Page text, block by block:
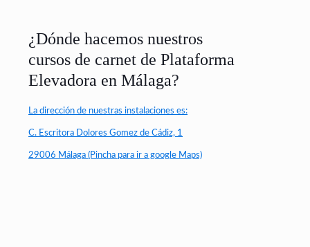
¿Dónde hacemos nuestros
cursos de carnet de Plataforma
Elevadora en Málaga?
La dirección de nuestras instalaciones es:
C. Escritora Dolores Gomez de Cádiz, 1
29006 Málaga (Pincha para ir a google Maps)